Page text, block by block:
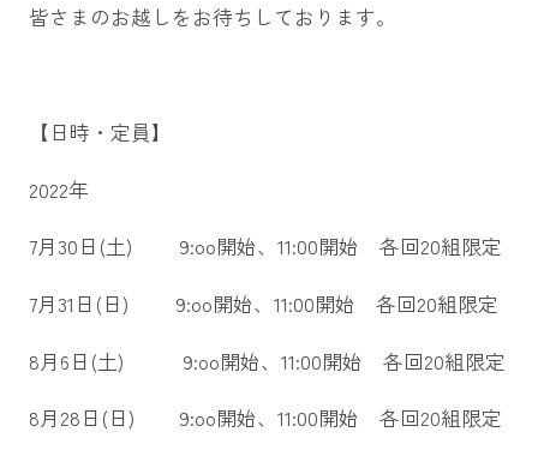
皆さまのお越しをお待ちしております。
【日時・定員】
2022年
7月30日(土) 9:oo開始、11:00開始 各回20組限定
7月31日(日) 9:oo開始、11:00開始 各回20組限定
8月6日(土) 9:oo開始、11:00開始 各回20組限定
8月28日(日) 9:oo開始、11:00開始 各回20組限定